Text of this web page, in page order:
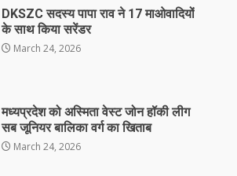
DKSZC सदस्य पापा राव ने 17 माओवादियों
के साथ किया सरेंडर
March 24, 2026
मध्यप्रदेश को अस्मिता वेस्ट जोन हॉकी लीग
सब जूनियर बालिका वर्ग का खिताब
March 24, 2026